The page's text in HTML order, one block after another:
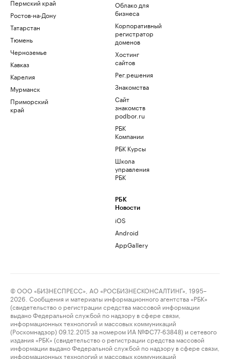
Пермский край
Ростов-на-Дону
Татарстан
Тюмень
Черноземье
Кавказ
Карелия
Мурманск
Приморский
край
Облако для
бизнеса
Корпоративный
регистратор
доменов
Хостинг
сайтов
Рег.решения
Знакомства
Сайт
знакомств
podbor.ru
РБК
Компании
РБК Курсы
Школа
управления
РБК
РБК
Новости
iOS
Android
AppGallery
© ООО «БИЗНЕСПРЕСС», АО «РОСБИЗНЕСКОНСАЛТИНГ», 1995–
2026. Сообщения и материалы информационного агентства «РБК»
(свидетельство о регистрации средства массовой информации
выдано Федеральной службой по надзору в сфере связи,
информационных технологий и массовых коммуникаций
(Роскомнадзор) 09.12.2015 за номером ИА №ФС77-63848) и сетевого
издания «РБК» (свидетельство о регистрации средства массовой
информации выдано Федеральной службой по надзору в сфере связи,
информационных технологий и массовых коммуникаций